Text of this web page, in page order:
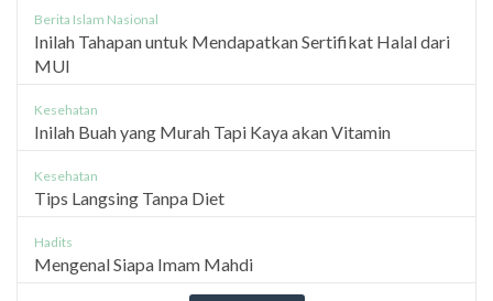
Berita Islam Nasional
Inilah Tahapan untuk Mendapatkan Sertifikat Halal dari
MUI
Kesehatan
Inilah Buah yang Murah Tapi Kaya akan Vitamin
Kesehatan
Tips Langsing Tanpa Diet
Hadits
Mengenal Siapa Imam Mahdi